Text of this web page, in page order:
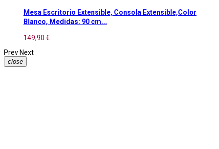
Mesa Escritorio Extensible, Consola Extensible,Color
Blanco, Medidas: 90 cm...
149,90 €
Prev Next
close